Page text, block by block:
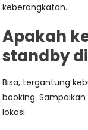
keberangkatan.
Apakah
standby
Bisa, tergantung
booking.
lokasi.